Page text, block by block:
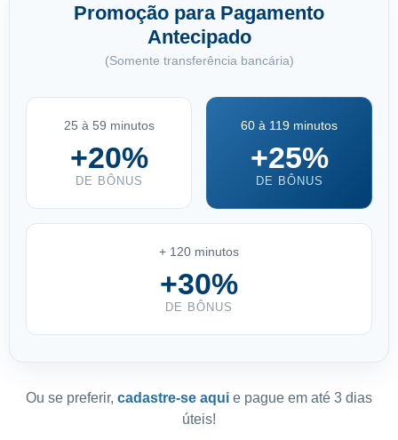
Promoção para Pagamento
Antecipado
(Somente transferência bancária)
25 à 59 minutos
+20%
DE BÔNUS
60 à 119 minutos
+25%
DE BÔNUS
+ 120 minutos
+30%
DE BÔNUS
Ou se preferir, cadastre-se aqui e pague em até 3 dias
úteis!